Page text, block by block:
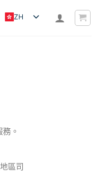
ZH
。
區司